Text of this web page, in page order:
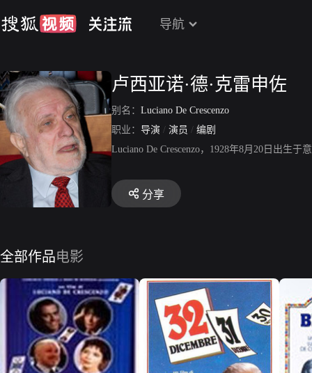
导航
卢西亚诺·德·克雷申佐
别名： Luciano De Crescenzo
职业： 导演 / 演员 / 编剧
Luciano De Crescenzo，1928年8月20日出生
分享
全部作品电影